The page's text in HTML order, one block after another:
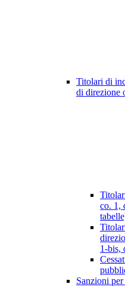
Titolari di
di direzione
co. 1,
1-bis,
Sanzioni